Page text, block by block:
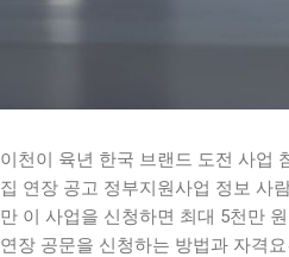
이천이 육년 한국 브랜드 도전 사업
집 연장 공고 정부지원사업 정보 사
만 이 사업을 신청하면 최대 5천만
연장 공문을 신청하는 방법과 자격